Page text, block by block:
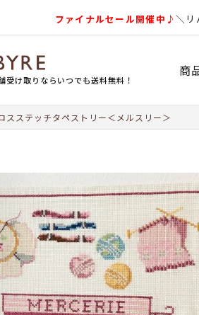
ファイナルセール開催中♪＼リ
け取りならいつでも送料無料！
商
スステッチタペストリー＜メルスリー＞